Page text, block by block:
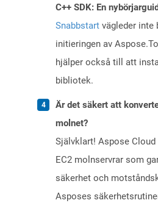
C++ SDK: En
Snabbstart vägleder inte
initieringen av
hjälper också till att
bibliotek.
Är det säkert att
molnet?
Självklart! Aspose Cloud
EC2 molnservrar som
säkerhet och
Asposes